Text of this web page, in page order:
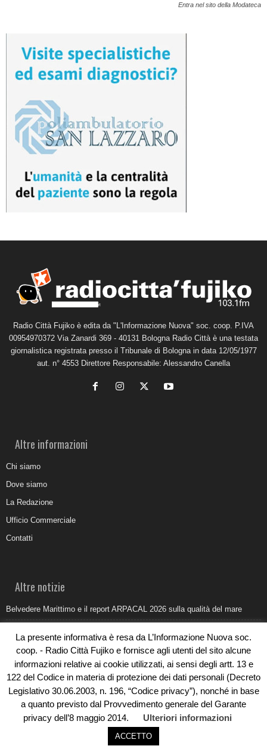
Entra nel sito della Modateca
Radio Città Fujiko è edita da "L'Informazione Nuova" soc. coop. P.IVA
00954970372 Via Zanardi 369 - 40131 Bologna Radio Città è una testata
giornalistica registrata presso il Tribunale di Bologna in data 12/05/1977
aut. n° 4553 Direttore Responsabile: Alessandro Canella
Altre informazioni
Chi siamo
Dove siamo
La Redazione
Ufficio Commerciale
Contatti
Altre notizie
Belvedere Marittimo e il report ARPACAL 2026 sulla qualità del mare
Umidità di risalita in casa, come riconoscere i segnali veri
Torna il Sun Donato Festival 2026
Come il busking moderno ridisegna il paesaggio sonoro urbano
© Copyright 2019 - Rivoluzioni Digitali
La presente informativa è resa da L’Informazione Nuova soc.
coop. - Radio Città Fujiko e fornisce agli utenti del sito alcune
informazioni relative ai cookie utilizzati, ai sensi degli artt. 13 e
122 del Codice in materia di protezione dei dati personali (Decreto
Legislativo 30.06.2003, n. 196, “Codice privacy”), nonché in base
a quanto previsto dal Provvedimento generale del Garante
privacy dell’8 maggio 2014.
Ulteriori informazioni
ACCETTO